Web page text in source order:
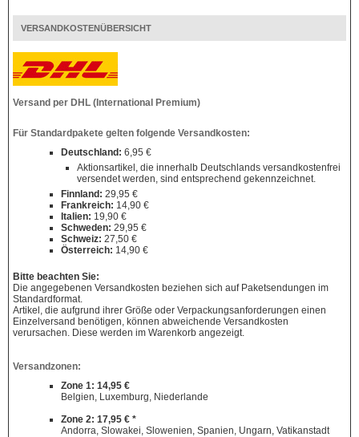
VERSANDKOSTENÜBERSICHT
Versand per DHL (International Premium)
Für Standardpakete gelten folgende Versandkosten:
Deutschland: 6,95 €
Aktionsartikel, die innerhalb Deutschlands versandkostenfrei
versendet werden, sind entsprechend gekennzeichnet.
Finnland: 29,95 €
Frankreich: 14,90 €
Italien: 19,90 €
Schweden: 29,95 €
Schweiz: 27,50 €
Österreich: 14,90 €
Bitte beachten Sie:
Die angegebenen Versandkosten beziehen sich auf Paketsendungen im
Standardformat.
Artikel, die aufgrund ihrer Größe oder Verpackungsanforderungen einen
Einzelversand benötigen, können abweichende Versandkosten
verursachen. Diese werden im Warenkorb angezeigt.
Versandzonen:
Zone 1: 14,95 €
Belgien, Luxemburg, Niederlande
Zone 2: 17,95 € *
Andorra, Slowakei, Slowenien, Spanien, Ungarn, Vatikanstadt